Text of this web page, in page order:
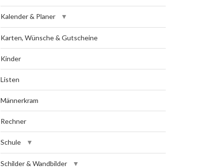
Kalender & Planer
Karten, Wünsche & Gutscheine
Kinder
Listen
Männerkram
Rechner
Schule
Schilder & Wandbilder